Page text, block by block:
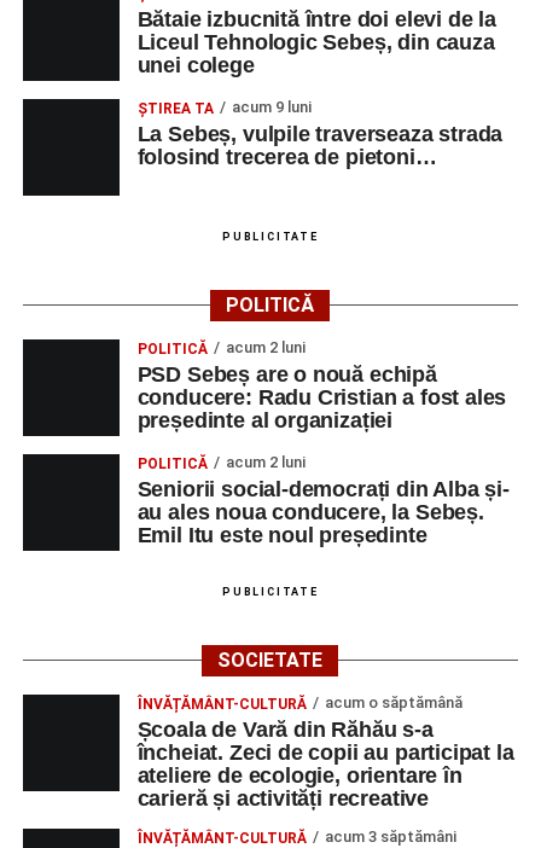
Adaugă-ne ca sursă preferată
Urmărește-ne pe Google News
iluminatului public pe timpul nopții, în contextul
apelului la economii al Guvernului Bolojan
Duminică, 23 august 2026, Râpa Roșie găzduiește
cea de-a III-a ediție a concursului „CicloAventurier
de Sebeș”
Primul concert din cadrul String Symphonic Camp
2026 a adus emoție și aplauze la Sebeș
Bătaie izbucnită între doi elevi de la
Liceul Tehnologic Sebeș, din cauza
unei colege
ŞTIREA TA acum 9 luni
La Sebeș, vulpile traverseaza strada
folosind trecerea de pietoni…
PUBLICITATE
POLITICĂ
POLITICĂ acum 2 luni
PSD Sebeș are o nouă echipă
conducere: Radu Cristian a fost ales
președinte al organizației
POLITICĂ acum 2 luni
Seniorii social-democrați din Alba și-
au ales noua conducere, la Sebeș.
Emil Itu este noul președinte
PUBLICITATE
SOCIETATE
ÎNVĂȚĂMÂNT-CULTURĂ acum o săptămână
Școala de Vară din Răhău s-a
încheiat. Zeci de copii au participat la
ateliere de ecologie, orientare în
carieră și activități recreative
ÎNVĂȚĂMÂNT-CULTURĂ acum 3 săptămâni